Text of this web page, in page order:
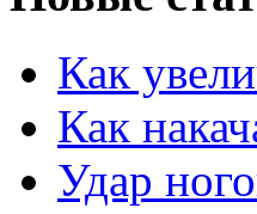
Как
Как
Удар